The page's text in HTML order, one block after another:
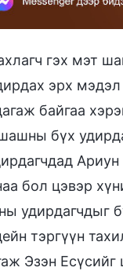
гэх мэт
эрх
байгаа
бүх
бол цэвэр
удирдагчдыг
тэргүүн
Эзэн